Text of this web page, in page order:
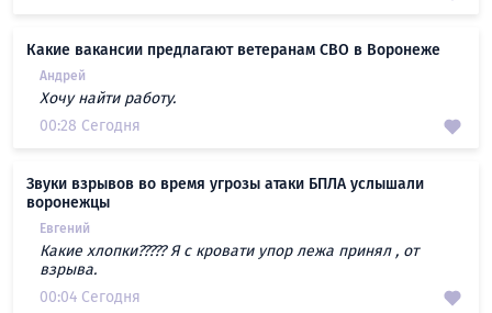
Какие вакансии предлагают ветеранам СВО в Воронеже
Андрей
Хочу найти работу.
00:28 Сегодня
Звуки взрывов во время угрозы атаки БПЛА услышали
воронежцы
Евгений
Какие хлопки????? Я с кровати упор лежа принял , от
взрыва.
00:04 Сегодня